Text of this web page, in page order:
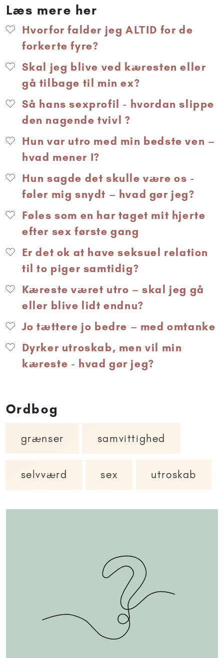
Læs mere her
Hvorfor falder jeg ALTID for de
forkerte fyre?
Skal jeg blive ved kæresten eller
gå tilbage til min ex?
Så hans sexprofil - hvordan slippe
den nagende tvivl ?
Hun var utro med min bedste ven –
hvad mener I?
Hun sagde det skulle være os -
føler mig snydt – hvad gør jeg?
Føles som en har taget mit hjerte
efter sex første gang
Er det ok at have seksuel relation
til to piger samtidig?
Kæreste været utro – skal jeg gå
eller blive lidt endnu?
Jo tættere jo bedre – med omtanke
Dyrker utroskab, men vil min
kæreste - hvad gør jeg?
Ordbog
grænser samvittighed
selvværd sex utroskab